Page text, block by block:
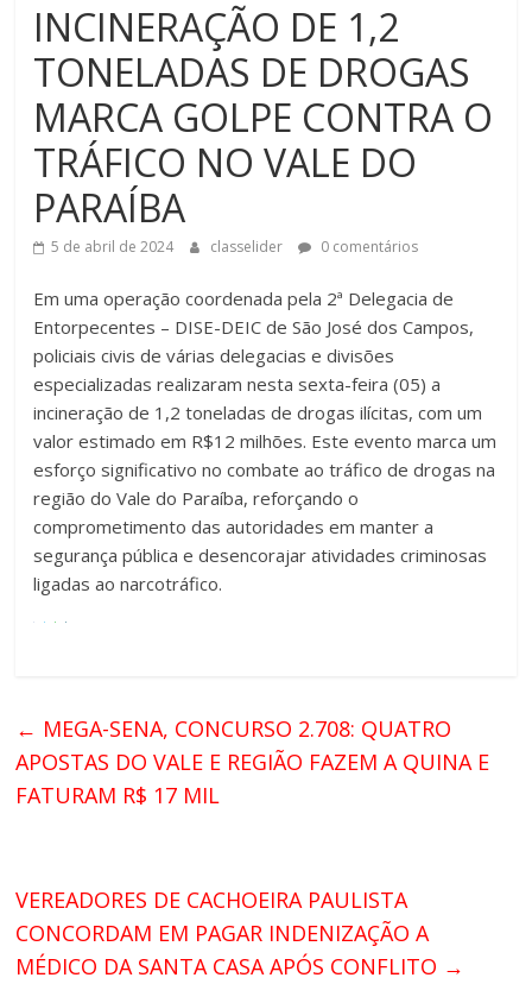
INCINERAÇÃO DE 1,2
TONELADAS DE DROGAS
MARCA GOLPE CONTRA O
TRÁFICO NO VALE DO
PARAÍBA
5 de abril de 2024 classelider 0 comentários
Em uma operação coordenada pela 2ª Delegacia de
Entorpecentes – DISE-DEIC de São José dos Campos,
policiais civis de várias delegacias e divisões
especializadas realizaram nesta sexta-feira (05) a
incineração de 1,2 toneladas de drogas ilícitas, com um
valor estimado em R$12 milhões. Este evento marca um
esforço significativo no combate ao tráfico de drogas na
região do Vale do Paraíba,reforçando o
comprometimento das autoridades em manter a
segurança pública e desencorajar atividades criminosas
ligadas ao narcotráfico.
← MEGA-SENA, CONCURSO 2.708: QUATRO
APOSTAS DO VALE E REGIÃO FAZEM A QUINA E
FATURAM R$ 17 MIL
VEREADORES DE CACHOEIRA PAULISTA
CONCORDAM EM PAGAR INDENIZAÇÃO A
MÉDICO DA SANTA CASA APÓS CONFLITO →